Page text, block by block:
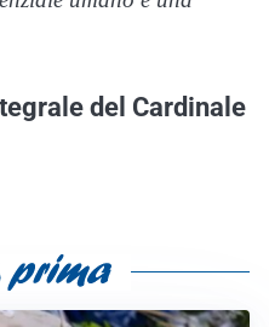
del Cardinale